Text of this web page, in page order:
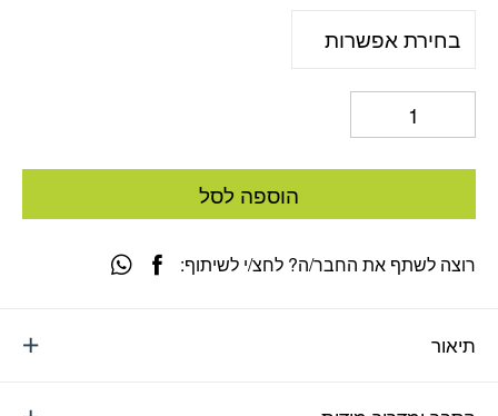
הוספה לסל
תיאור
רוצה לשתף את החבר/ה? לחצ/י לשיתוף: